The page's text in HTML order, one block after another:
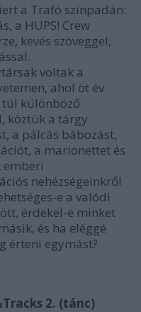
a Trafó színpadán:
a HUPS! Crew
kevés szöveggel,
voltak a
ahol öt év
túl különböző
köztük a tárgy
a pálcás bábozást,
a marionettet és
emberi
nehézségeinkről
e a valódi
érdekel-e minket
és ha eléggé
érteni egymást?
2. (tánc)